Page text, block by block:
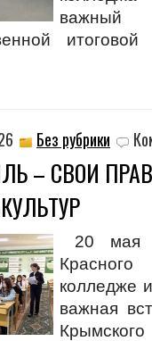
важный
Без рубрики
– СВОИ
20 мая
колледже
важная